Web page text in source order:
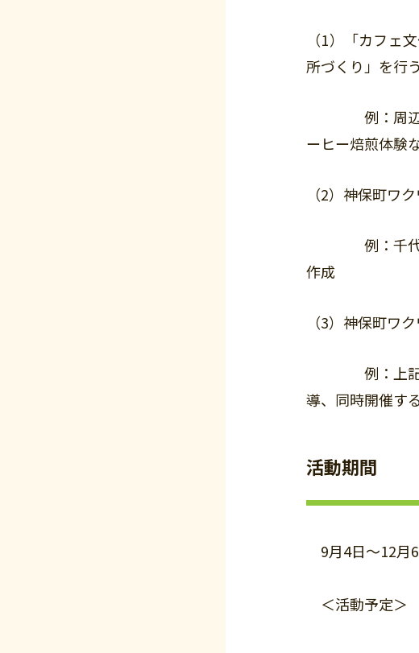
（1）「カフェ
所づくり」を行
例：周辺のカ
ーヒー焙煎体験
（2）神保町ワ
例：千代田区
作成
（3）神保町ワ
例：上記（1
導、同時開催す
活動期間
9月4日～12月
＜活動予定＞